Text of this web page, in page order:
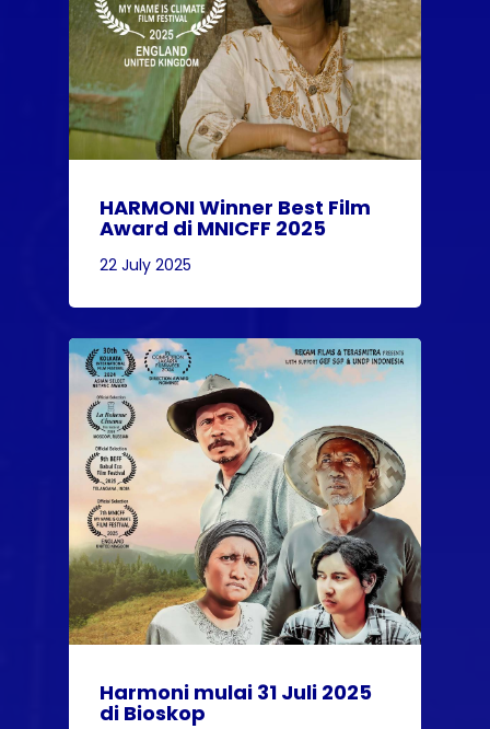
HARMONI Winner Best Film
Award di MNICFF 2025
22 July 2025
Harmoni mulai 31 Juli 2025
di Bioskop